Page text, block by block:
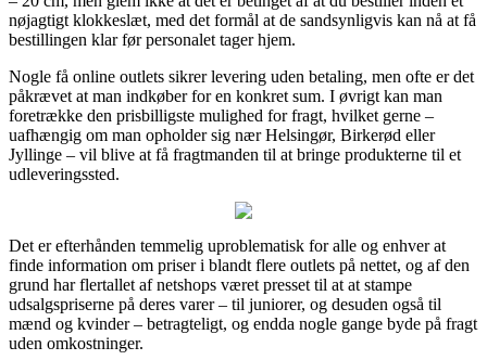
nøjagtigt klokkeslæt, med det formål at de sandsynligvis kan nå at få
bestillingen klar før personalet tager hjem.
Nogle få online outlets sikrer levering uden betaling, men ofte er det
påkrævet at man indkøber for en konkret sum. I øvrigt kan man
foretrække den prisbilligste mulighed for fragt, hvilket gerne –
uafhængig om man opholder sig nær Helsingør, Birkerød eller
Jyllinge – vil blive at få fragtmanden til at bringe produkterne til et
udleveringssted.
Det er efterhånden temmelig uproblematisk for alle og enhver at
finde information om priser i blandt flere outlets på nettet, og af den
grund har flertallet af netshops været presset til at at stampe
udsalgspriserne på deres varer – til juniorer, og desuden også til
mænd og kvinder – betragteligt, og endda nogle gange byde på fragt
uden omkostninger.